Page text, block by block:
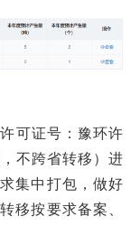
可证号：豫环许
不跨省转移）进
集中打包，做好
移按要求备案、